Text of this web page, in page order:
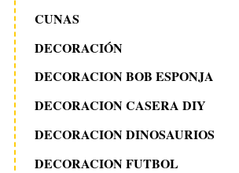
CUNAS
DECORACIÓN
DECORACION BOB ESPONJA
DECORACION CASERA DIY
DECORACION DINOSAURIOS
DECORACION FUTBOL